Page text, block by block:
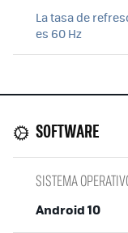
La tasa de
es 60 Hz
SOFTWARE
SISTEMA
Android 10